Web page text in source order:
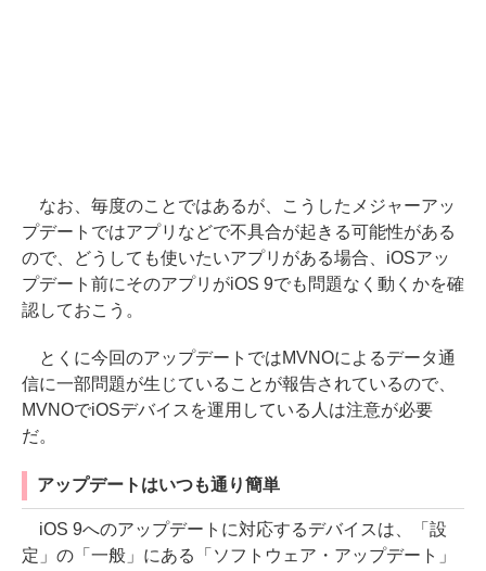
なお、毎度のことではあるが、こうしたメジャーアッ
プデートではアプリなどで不具合が起きる可能性がある
ので、どうしても使いたいアプリがある場合、iOSアッ
プデート前にそのアプリがiOS 9でも問題なく動くかを確
認しておこう。
とくに今回のアップデートではMVNOによるデータ通
信に一部問題が生じていることが報告されているので、
MVNOでiOSデバイスを運用している人は注意が必要
だ。
アップデートはいつも通り簡単
iOS 9へのアップデートに対応するデバイスは、「設
定」の「一般」にある「ソフトウェア・アップデート」